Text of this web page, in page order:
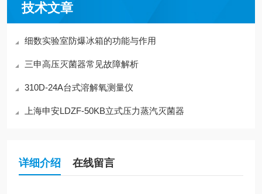
技术文章
细数实验室防爆冰箱的功能与作用
三申高压灭菌器常见故障解析
310D-24A台式溶解氧测量仪
上海申安LDZF-50KB立式压力蒸汽灭菌器
详细介绍 在线留言